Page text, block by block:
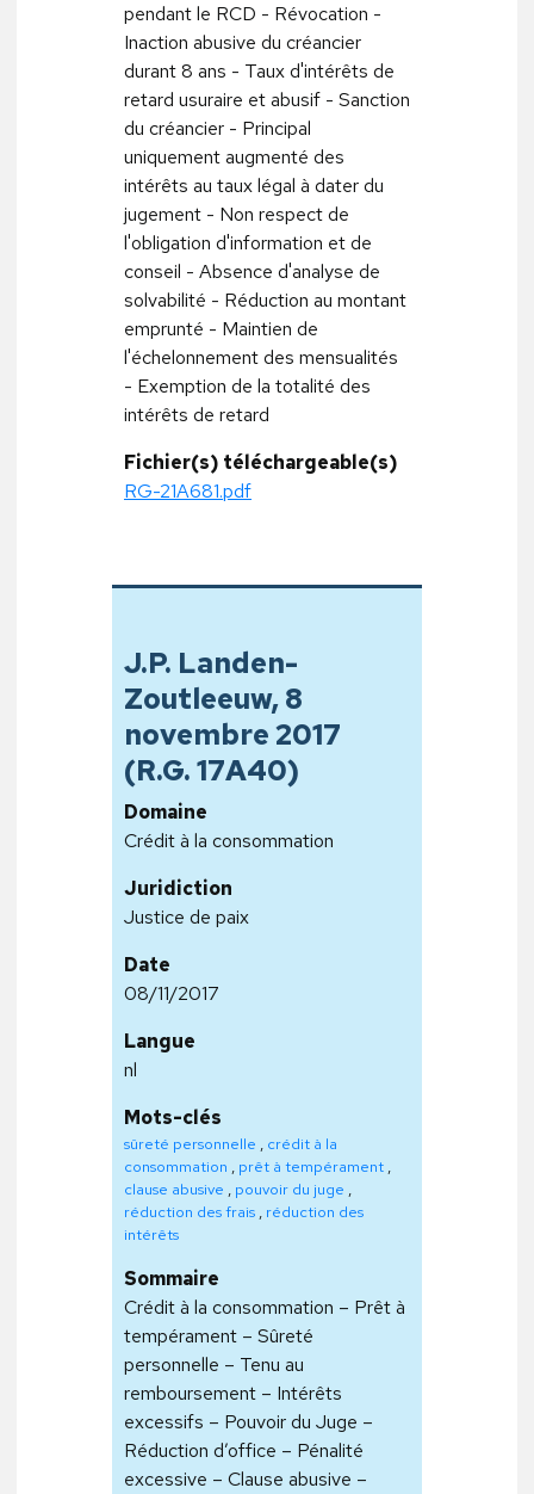
pendant le RCD - Révocation -
Inaction abusive du créancier
durant 8 ans - Taux d'intérêts de
retard usuraire et abusif - Sanction
du créancier - Principal
uniquement augmenté des
intérêts au taux légal à dater du
jugement - Non respect de
l'obligation d'information et de
conseil - Absence d'analyse de
solvabilité - Réduction au montant
emprunté - Maintien de
l'échelonnement des mensualités
- Exemption de la totalité des
intérêts de retard
Fichier(s) téléchargeable(s)
RG-21A681.pdf
J.P. Landen-
Zoutleeuw, 8
novembre 2017
(R.G. 17A40)
Domaine
Crédit à la consommation
Juridiction
Justice de paix
Date
08/11/2017
Langue
nl
Mots-clés
sûreté personnelle , crédit à la
consommation , prêt à tempérament ,
clause abusive , pouvoir du juge ,
réduction des frais , réduction des
intérêts
Sommaire
Crédit à la consommation – Prêt à
tempérament – Sûreté
personnelle – Tenu au
remboursement – Intérêts
excessifs – Pouvoir du Juge –
Réduction d’office – Pénalité
excessive – Clause abusive –